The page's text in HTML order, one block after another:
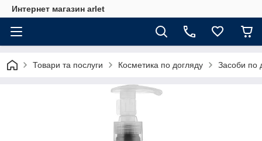
Интернет магазин arlet
Товари та послуги Косметика по догляду Засоби по